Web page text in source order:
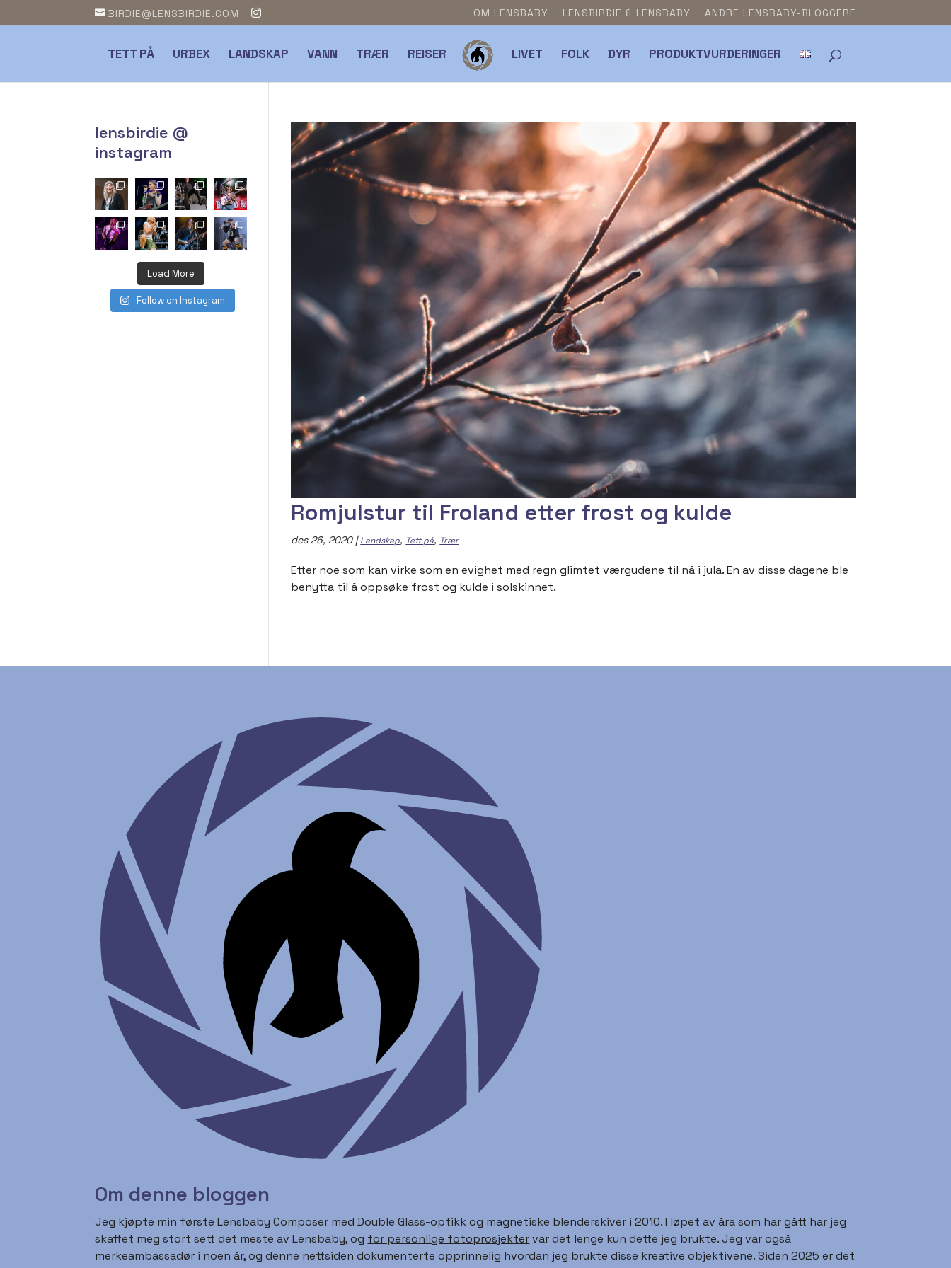
BIRDIE@LENSBIRDIE.COM OM LENSBABY LENSBIRDIE & LENSBABY ANDRE LENSBABY-BLOGGERE
TETT PÅ URBEX LANDSKAP VANN TRÆR REISER LIVET FOLK DYR PRODUKTVURDERINGER
Romjulstur til Froland etter frost og kulde
des 26, 2020|Landskap, Tett på, Trær
Etter noe som kan virke som en evighet med regn glimtet værgudene til nå i jula. En av disse dagene ble
benytta til å oppsøke frost og kulde i solskinnet.
lensbirdie @
instagram
Load More
Follow on Instagram
Om denne bloggen
Jeg kjøpte min første Lensbaby Composer med Double Glass-optikk og magnetiske blenderskiver i 2010. I løpet av åra som har gått har jeg
skaffet meg stort sett det meste av Lensbaby, og for personlige fotoprosjektervar det lenge kun dette jeg brukte. Jeg var også
merkeambassadør i noen år, og denne nettsiden dokumenterte opprinnelig hvordan jeg brukte disse kreative objektivene. Siden 2025 er det